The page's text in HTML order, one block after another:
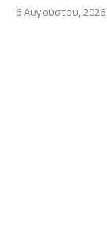
6 Αυγούστου, 2026